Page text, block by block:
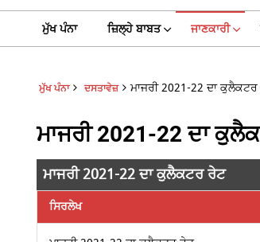
ਮੁੱਖ ਪੰਨਾ ਜ਼ਿਲ੍ਹੇ ਬਾਬਤ ਜਾਣਕਾਰੀ
ਮੁੱਖ ਪੰਨਾ ਦਸਤਾਵੇਜ਼ ਮਾਜਰੀ 2021-22 ਦਾ
ਮਾਜਰੀ 2021-22 ਦਾ
ਮਾਜਰੀ 2021-22 ਦਾ ਕੁਲੈਕਟਰ ਰੇਟ
ਸਿਰਲੇਖ